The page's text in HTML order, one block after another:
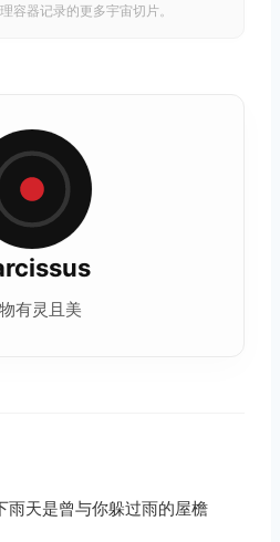
容器记录的更多宇宙切片。
有灵且美
天是曾与你躲过雨的屋檐